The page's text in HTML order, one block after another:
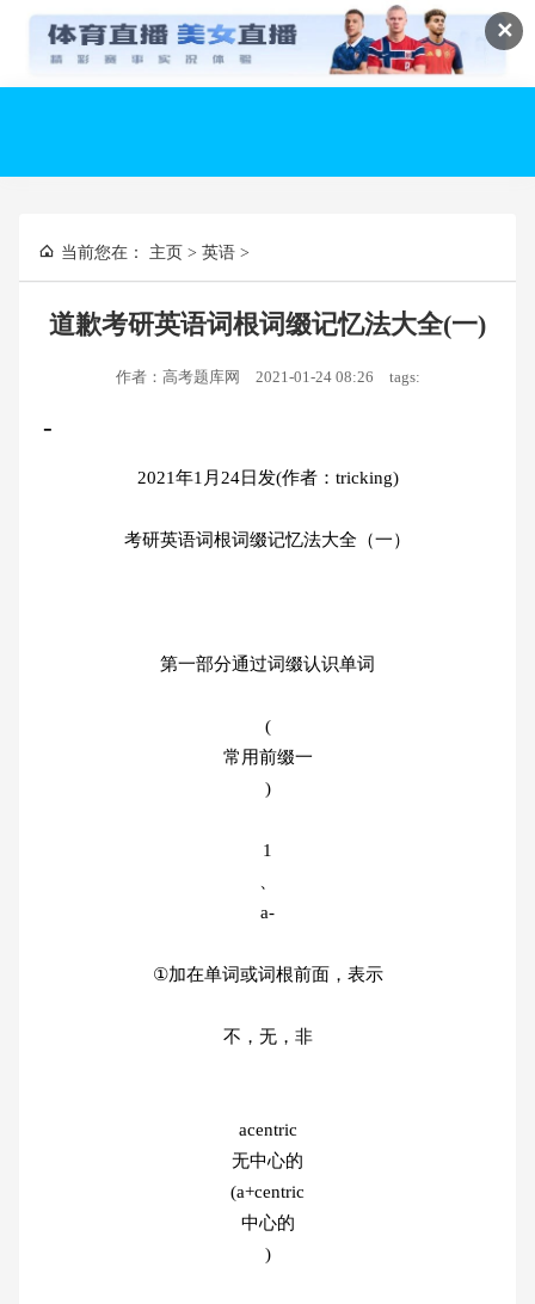
✕
当前您在： 主页 > 英语 >
道歉考研英语词根词缀记忆法大全(一)
作者：高考题库网 2021-01-24 08:26 tags:
-
2021年1月24日发(作者：tricking)
考研英语词根词缀记忆法大全（一）
第一部分通过词缀认识单词
(
常用前缀一
)
1
a-
①加在单词或词根前面，表示
不，无，非
acentric
无中心的
(a+centric
中心的
)